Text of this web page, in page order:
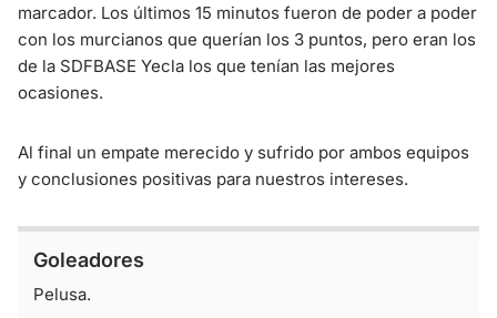
marcador. Los últimos 15 minutos fueron de poder a poder
con los murcianos que querían los 3 puntos, pero eran los
de la SDFBASE Yecla los que tenían las mejores
ocasiones.
Al final un empate merecido y sufrido por ambos equipos
y conclusiones positivas para nuestros intereses.
Goleadores
Pelusa.